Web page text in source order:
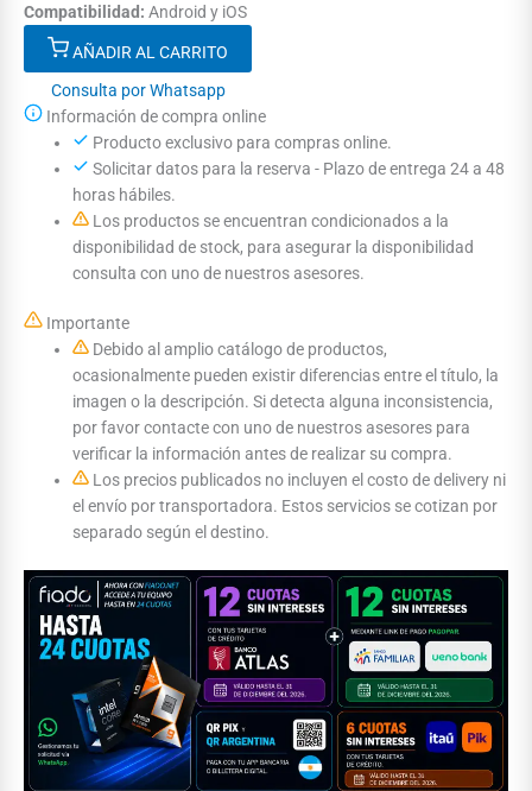
Compatibilidad: Android y iOS
AÑADIR AL CARRITO
Consulta por Whatsapp
Información de compra online
Producto exclusivo para compras online.
Solicitar datos para la reserva - Plazo de entrega 24 a 48
horas hábiles.
Los productos se encuentran condicionados a la
disponibilidad de stock, para asegurar la disponibilidad
consulta con uno de nuestros asesores.
Importante
Debido al amplio catálogo de productos,
ocasionalmente pueden existir diferencias entre el título, la
imagen o la descripción. Si detecta alguna inconsistencia,
por favor contacte con uno de nuestros asesores para
verificar la información antes de realizar su compra.
Los precios publicados no incluyen el costo de delivery ni
el envío por transportadora. Estos servicios se cotizan por
separado según el destino.